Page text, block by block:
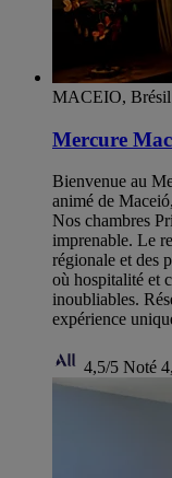
MACEIO, Brésil
Mercure
Bienvenue au
animé de
Nos chambres
imprenable. Le
régionale et des
où hospitalité et
inoubliables.
expérience
4,5/5 Noté